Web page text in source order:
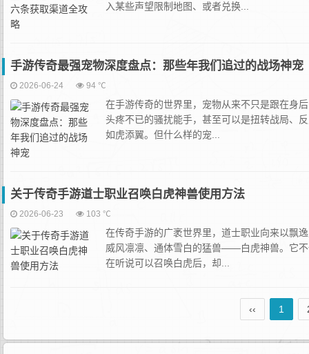
入某些声望限制地图、或者兑换...
手游传奇最强宠物深度盘点：那些年我们追过的战场神宠
2026-06-24 94 ℃
在手游传奇的世界里，宠物从来不只是跟在身
头疼不已的骚扰能手，甚至可以是扭转战局、
如虎添翼。但什么样的宠...
关于传奇手游道士职业召唤白虎神兽使用方法
2026-06-23 103 ℃
在传奇手游的广袤世界里，道士职业向来以飘
威风凛凛、通体雪白的猛兽——白虎神兽。它
在听说可以召唤白虎后，却...
‹‹ 1